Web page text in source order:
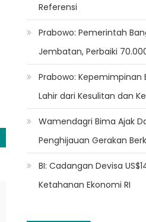
Referensi
Prabowo: Pemerintah
Jembatan, Perbaiki
Prabowo: Kepemimpinan
Lahir dari Kesulitan dan
Wamendagri Bima Ajak
Penghijauan Gerakan
BI: Cadangan Devisa
Ketahanan Ekonomi RI